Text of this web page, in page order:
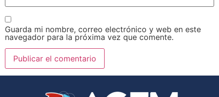
Guarda mi nombre, correo electrónico y web en este
navegador para la próxima vez que comente.